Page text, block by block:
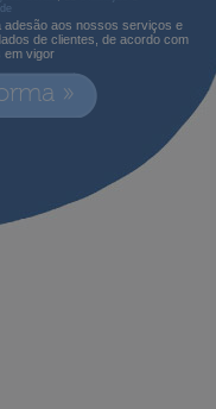
adesão aos nossos serviços e
de clientes, de acordo com
em vigor
»